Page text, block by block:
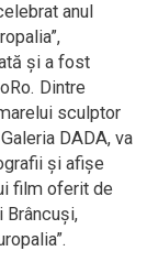
anul
și a fost
Dintre
sculptor
DADA, va
și afișe
film oferit de
Brâncuși,